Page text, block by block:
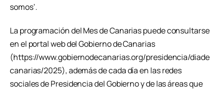
somos’.
La programación del Mes de Canarias puede consultarse
en el portal web del Gobierno de Canarias
(https://www.gobiernodecanarias.org/presidencia/diade
canarias/2025), además de cada día en las redes
sociales de Presidencia del Gobierno y de las áreas que